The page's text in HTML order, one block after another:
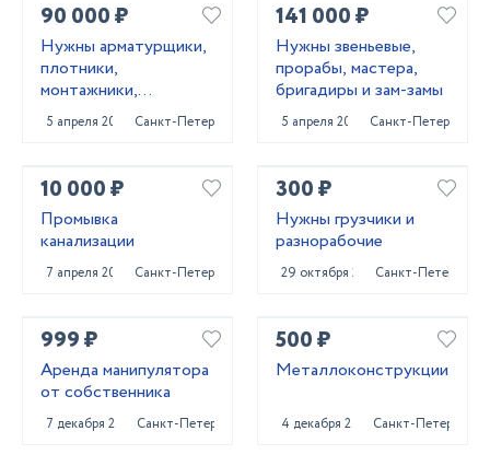
90 000 ₽
Нужны арматурщики,
плотники,
монтажники,
сварщики, бетонщики,
стропальщики,
5 апреля 2022 Санкт-Петербург
141 000 ₽
Нужны звеньевые,
прорабы, мастера,
бригадиры и зам-замы
5 апреля 2022 Санкт-Петербург
10 000 ₽
Промывка
канализации
7 апреля 2022 Санкт-Петербург
300 ₽
Нужны грузчики и
разнорабочие
29 октября 2023Санкт-Петербург
999 ₽
Аренда манипулятора
от собственника
7 декабря 2023 Санкт-Петербург
500 ₽
Металлоконструкции
4 декабря 2024 Санкт-Петербург